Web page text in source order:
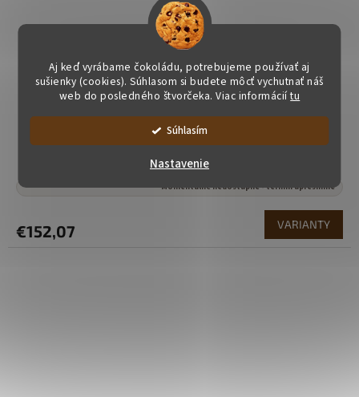
Aj keď vyrábame čokoládu, potrebujeme používať aj
sušienky (cookies). Súhlasom si budete môcť vychutnať náš
web do posledného štvorčeka. Viac informáciítu
Súhlasím
Nastavenie
Železná debna plná čokoládového náradia - Modrá
Momentálně nedostupné - termín upřesníme
€152,07 VARIANTY